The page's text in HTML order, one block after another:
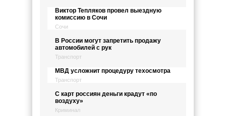
Виктор Тепляков провел выездную
комиссию в Сочи
Сочи
В России могут запретить продажу
автомобилей с рук
Транспорт
МВД усложнит процедуру техосмотра
Транспорт
C карт россиян деньги крадут «по
воздуху»
Криминал